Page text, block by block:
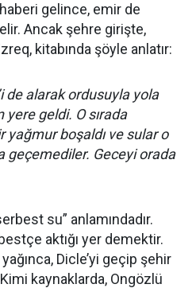
haberi gelince, emir de
Ancak şehre girişte,
kitabında şöyle anlatır:
de alarak ordusuyla yola
geldi. O sırada
boşaldı ve sular o
geçemediler. Geceyi orada
su” anlamındadır.
aktığı yer demektir.
Dicle’yi geçip şehir
kaynaklarda, Ongözlü